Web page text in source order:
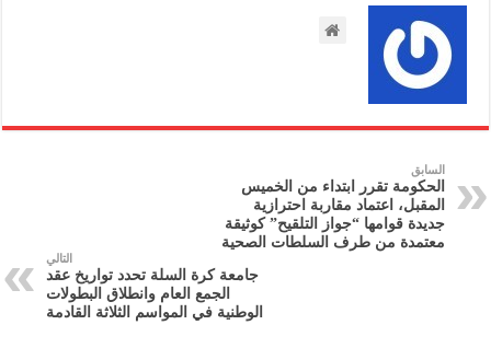
السابق
الحكومة تقرر ابتداء من الخميس
المقبل، اعتماد مقاربة احترازية
جديدة قوامها “جواز التلقيح” كوثيقة
معتمدة من طرف السلطات الصحية
التالي
جامعة كرة السلة تحدد تواريخ عقد
الجمع العام وانطلاق البطولات
الوطنية في المواسم الثلاثة القادمة